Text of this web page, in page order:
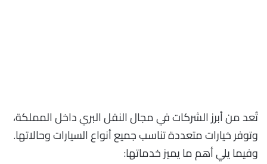
تُعد من أبرز الشركات في مجال النقل البري داخل المملكة،
وتوفر خيارات متعددة تناسب جميع أنواع السيارات وحالاتها.
وفيما يلي أهم ما يميز خدماتها: